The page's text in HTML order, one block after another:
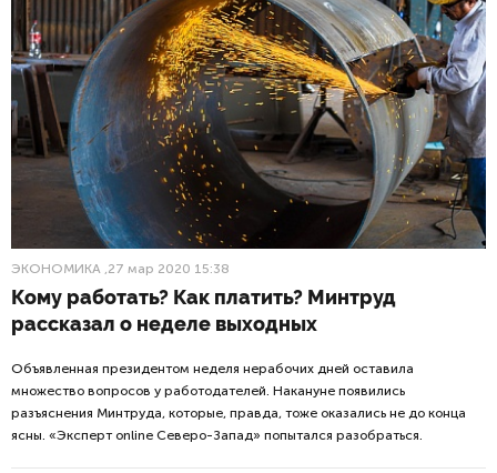
ЭКОНОМИКА ,27 мар 2020 15:38
Кому работать? Как платить? Минтруд
рассказал о неделе выходных
Объявленная президентом неделя нерабочих дней оставила
множество вопросов у работодателей. Накануне появились
разъяснения Минтруда, которые, правда, тоже оказались не до конца
ясны. «Эксперт online Северо-Запад» попытался разобраться.